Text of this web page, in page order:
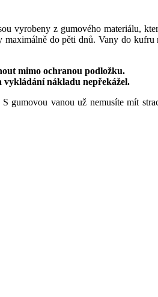
vyrobeny z gumového materiálu,
maximálně do pěti dnů. Vany do
mimo ochranou podložku.
vykládání nákladu nepřekážel.
gumovou vanou už nemusíte mít